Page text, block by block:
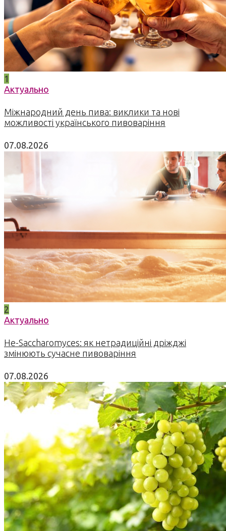
1
Актуально
Міжнародний день пива: виклики та нові
можливості українського пивоваріння
07.08.2026
2
Актуально
Не-Saccharomyces: як нетрадиційні дріжджі
змінюють сучасне пивоваріння
07.08.2026